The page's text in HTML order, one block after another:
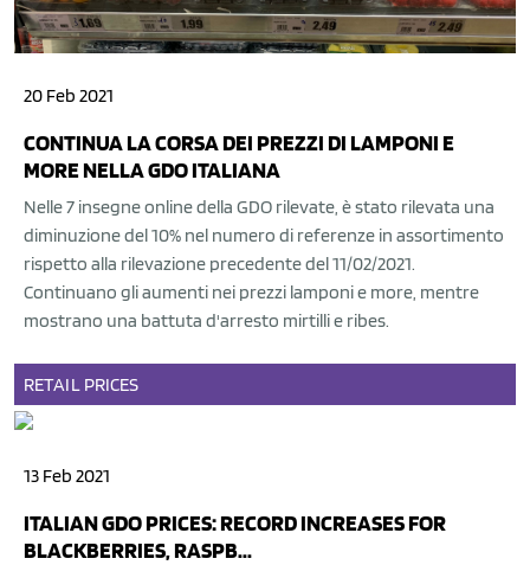
20 Feb 2021
CONTINUA LA CORSA DEI PREZZI DI LAMPONI E
MORE NELLA GDO ITALIANA
Nelle 7 insegne online della GDO rilevate, è stato rilevata una
diminuzione del 10% nel numero di referenze in assortimento
rispetto alla rilevazione precedente del 11/02/2021.
Continuano gli aumenti nei prezzi lamponi e more, mentre
mostrano una battuta d'arresto mirtilli e ribes.
RETAIL PRICES
13 Feb 2021
ITALIAN GDO PRICES: RECORD INCREASES FOR
BLACKBERRIES, RASPB...